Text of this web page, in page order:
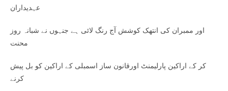
عہدیداران
اور ممبران کی انتھک کوشش آج رنگ لائی ہے جنہوں نے شبانہ روز
محنت
کر کے اراکین پارلیمنٹ اورقانون ساز اسمبلی کے اراکین کو بل پیش
کرنے